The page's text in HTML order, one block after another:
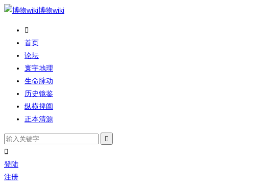
博物wiki

首页
论坛
寰宇地理
生命脉动
历史镜鉴
纵横捭阖
正本清源


登陆
注册